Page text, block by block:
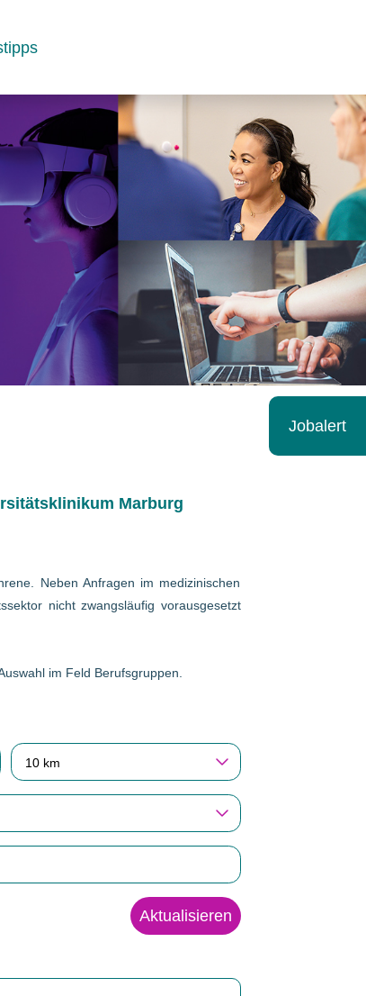
Marburg
Neben Anfragen im medizinischen
nicht zwangsläufig vorausgesetzt
im Feld Berufsgruppen.
10 km
Aktualisieren
Jobalert